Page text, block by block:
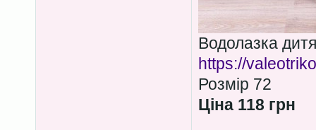
Водолазка
https://
Розмір 72
Ціна 118 грн